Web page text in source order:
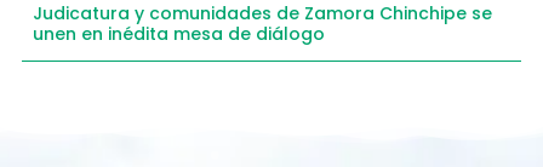
Judicatura y comunidades de Zamora Chinchipe se
unen en inédita mesa de diálogo